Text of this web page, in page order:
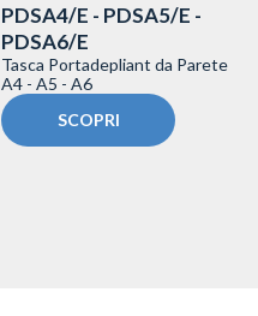
PDSA4/E - PDSA5/E -
PDSA6/E
Tasca Portadepliant da Parete
A4 - A5 - A6
SCOPRI